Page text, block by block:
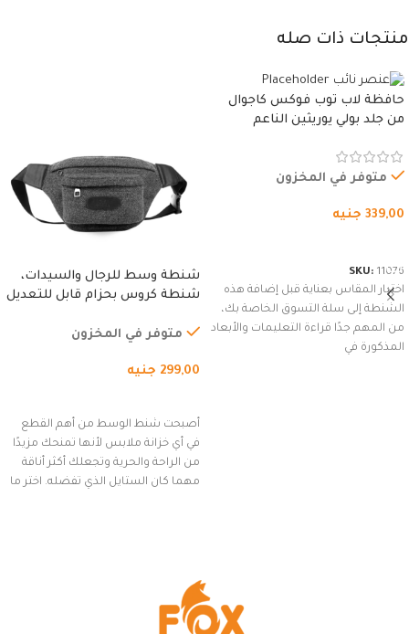
منتجات ذات صله
حافظة لاب توب فوكس كاجوال
من جلد بولي يوريثين الناعم
وسوستة.
متوفر في المخزون
339,00 جنيه
SKU: 11076
اختيار المقاس بعناية قبل إضافة هذه
الشنطة إلى سلة التسوق الخاصة بك،
من المهم جدًا قراءة التعليمات والأبعاد
المذكورة في
شنطة وسط للرجال والسيدات،
شنطة كروس بحزام قابل للتعديل
السفر، الجري العادي، المشي
(رمادي)
متوفر في المخزون
299,00 جنيه
أصبحت شنط الوسط من أهم القطع
في أي خزانة ملابس لأنها تمنحك مزيدًا
من الراحة والحرية وتجعلك أكثر أناقة
مهما كان الستايل الذي تفضله. اختر ما